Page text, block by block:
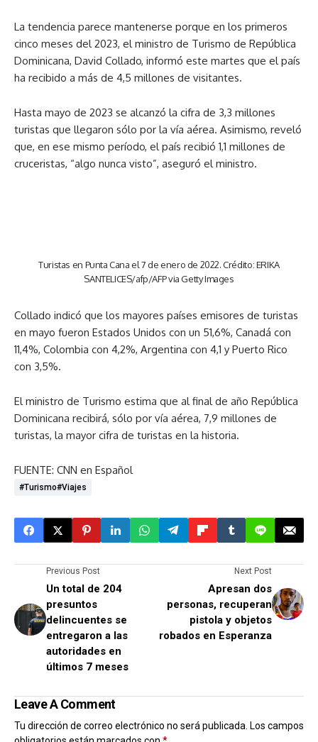
La tendencia parece mantenerse porque en los primeros
cinco meses del 2023, el ministro de Turismo de República
Dominicana, David Collado, informó este martes que el país
ha recibido a más de 4,5 millones de visitantes.
Hasta mayo de 2023 se alcanzó la cifra de 3,3 millones
turistas que llegaron sólo por la vía aérea. Asimismo, reveló
que, en ese mismo período, el país recibió 1,1 millones de
cruceristas, “algo nunca visto”, aseguró el ministro.
Turistas en Punta Cana el 7 de enero de 2022. Crédito: ERIKA
SANTELICES/afp/AFP via Getty Images
Collado indicó que los mayores países emisores de turistas
en mayo fueron Estados Unidos con un 51,6%, Canadá con
11,4%, Colombia con 4,2%, Argentina con 4,1 y Puerto Rico
con 3,5%.
El ministro de Turismo estima que al final de año República
Dominicana recibirá, sólo por vía aérea, 7,9 millones de
turistas, la mayor cifra de turistas en la historia.
FUENTE: CNN en Español
#turismo#viajes
Previous Post
Un total de 204
presuntos
delincuentes se
entregaron a las
autoridades en
últimos 7 meses
Next Post
Apresan dos
personas, recuperan
pistola y objetos
robados en Esperanza
Leave A Comment
Tu dirección de correo electrónico no será publicada. Los campos